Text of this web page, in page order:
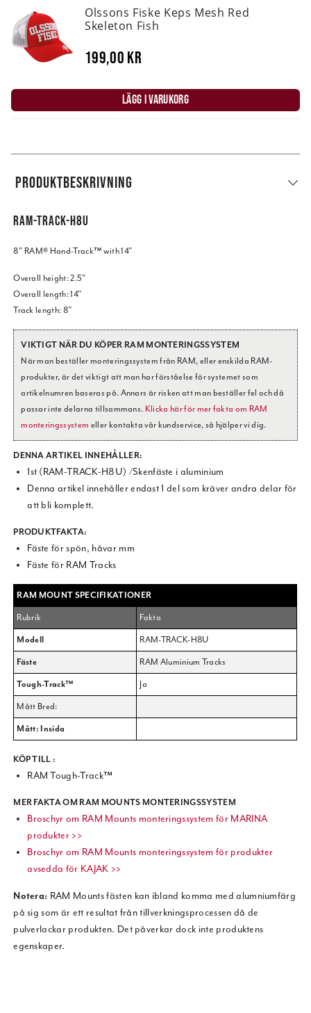
Olssons Fiske Keps Mesh Red
Skeleton Fish
199,00 kr
LÄGG I VARUKORG
PRODUKTBESKRIVNING
RAM-TRACK-H8U
8" RAM® Hand-Track™ with 14"
Overall height: 2.5"
Overall length: 14"
Track length: 8"
VIKTIGT NÄR DU KÖPER RAM MONTERINGSSYSTEM
När man beställer monteringssystem från RAM, eller enskilda RAM-
produkter, är det viktigt att man har förståelse för systemet som
artikelnumren baseras på. Annars är risken att man beställer fel och då
passar inte delarna tillsammans. Klicka här för mer fakta om RAM
monteringssystem eller kontakta vår kundservice, så hjälper vi dig.
DENNA ARTIKEL INNEHÅLLER:
1st (RAM-TRACK-H8U) /Skenfäste i aluminium
Denna artikel innehåller endast 1 del som kräver andra delar för
att bli komplett.
PRODUKTFAKTA:
Fäste för spön, håvar mm
Fäste för RAM Tracks
RAM MOUNT SPECIFIKATIONER
Rubrik
Fakta
Modell
RAM-TRACK-H8U
Fäste
RAM Aluminium Tracks
Tough-Track™
Ja
Mått Bred:
Mått: Insida
KÖP TILL :
RAM Tough-Track™
MER FAKTA OM RAM MOUNTS MONTERINGSSYSTEM
Broschyr om RAM Mounts monteringssystem för MARINA
produkter >>
Broschyr om RAM Mounts monteringssystem för produkter
avsedda för KAJAK >>
Notera: RAM Mounts fästen kan ibland komma med alumniumfärg
på sig som är ett resultat från tillverkningsprocessen då de
pulverlackar produkten. Det påverkar dock inte produktens
egenskaper.